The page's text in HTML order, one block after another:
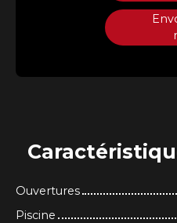
Ouvertures
Piscine